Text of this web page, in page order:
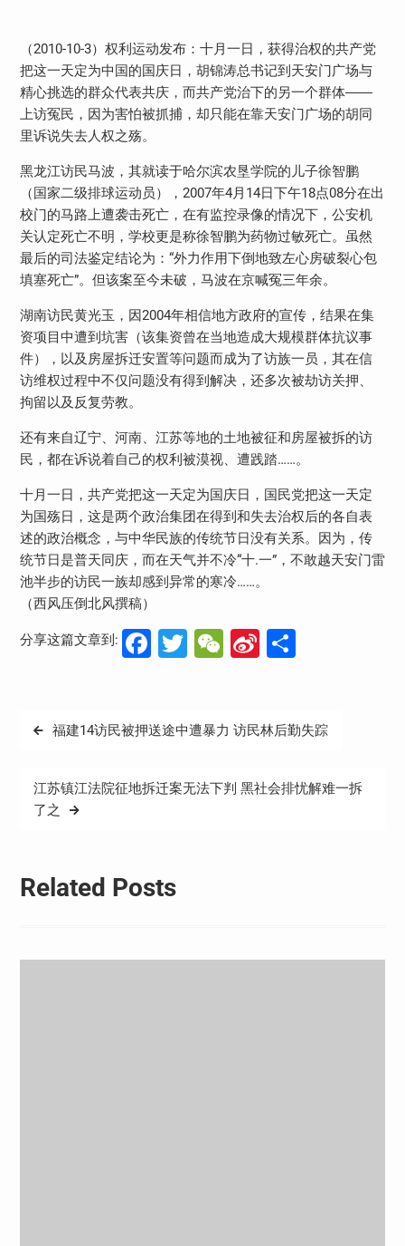
（2010-10-3）权利运动发布：十月一日，获得治权的共产党
把这一天定为中国的国庆日，胡锦涛总书记到天安门广场与
精心挑选的群众代表共庆，而共产党治下的另一个群体――
上访冤民，因为害怕被抓捕，却只能在靠天安门广场的胡同
里诉说失去人权之殇。
黑龙江访民马波，其就读于哈尔滨农垦学院的儿子徐智鹏
（国家二级排球运动员），2007年4月14日下午18点08分在出
校门的马路上遭袭击死亡，在有监控录像的情况下，公安机
关认定死亡不明，学校更是称徐智鹏为药物过敏死亡。虽然
最后的司法鉴定结论为：“外力作用下倒地致左心房破裂心包
填塞死亡”。但该案至今未破，马波在京喊冤三年余。
湖南访民黄光玉，因2004年相信地方政府的宣传，结果在集
资项目中遭到坑害（该集资曾在当地造成大规模群体抗议事
件），以及房屋拆迁安置等问题而成为了访族一员，其在信
访维权过程中不仅问题没有得到解决，还多次被劫访关押、
拘留以及反复劳教。
还有来自辽宁、河南、江苏等地的土地被征和房屋被拆的访
民，都在诉说着自己的权利被漠视、遭践踏……。
十月一日，共产党把这一天定为国庆日，国民党把这一天定
为国殇日，这是两个政治集团在得到和失去治权后的各自表
述的政治概念，与中华民族的传统节日没有关系。因为，传
统节日是普天同庆，而在天气并不冷“十.一”，不敢越天安门雷
池半步的访民一族却感到异常的寒冷……。
（西风压倒北风撰稿）
分享这篇文章到: Facebook
Twitter
WeChat
Sina分
文
导
航
福建14访民被押送途中遭暴力 访民林后勤失踪
江苏镇江法院征地拆迁案无法下判 黑社会排忧解难一拆
了之
Related Posts